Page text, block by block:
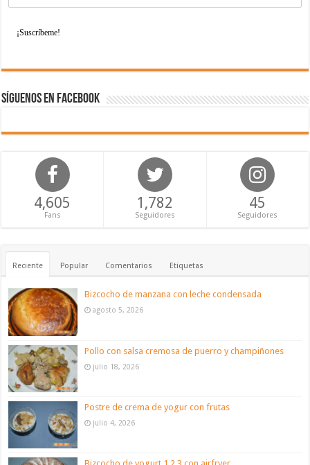
Síguenos en Facebook
4,605
Fans
1,782
Seguidores
45
Seguidores
Reciente Popular Comentarios Etiquetas
Bizcocho de manzana con leche condensada
agosto 5, 2026
Pollo con salsa cremosa de puerro y champiñones
julio 18, 2026
Postre de crema de yogur con frutas
julio 4, 2026